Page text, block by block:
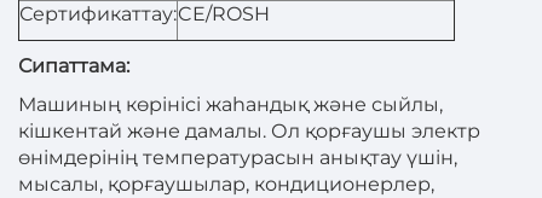
Сертификаттау:CE/ROSH
Сипаттама:
Машиның көрінісі жаһандық және сыйлы,
кішкентай және дамалы. Ол қорғаушы электр
өнімдерінің температурасын анықтау үшін,
мысалы, қорғаушылар, кондиционерлер,